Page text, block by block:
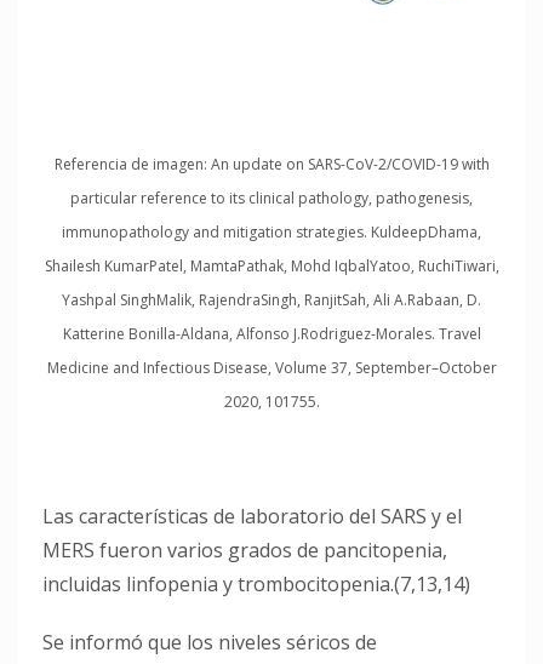
Referencia de imagen: An update on SARS-CoV-2/COVID-19 with
particular reference to its clinical pathology, pathogenesis,
immunopathology and mitigation strategies. KuldeepDhama,
Shailesh KumarPatel, MamtaPathak, Mohd IqbalYatoo, RuchiTiwari,
Yashpal SinghMalik, RajendraSingh, RanjitSah, Ali A.Rabaan, D.
Katterine Bonilla-Aldana, Alfonso J.Rodriguez-Morales. Travel
Medicine and Infectious Disease, Volume 37, September–October
2020, 101755.
Las características de laboratorio del SARS y el
MERS fueron varios grados de pancitopenia,
incluidas linfopenia y trombocitopenia.(7,13,14)
Se informó que los niveles séricos de